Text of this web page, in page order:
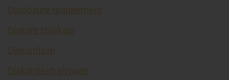
Disclosure requirement
Diskont stavkasi
Diskontlash
Diskontlash siyosati